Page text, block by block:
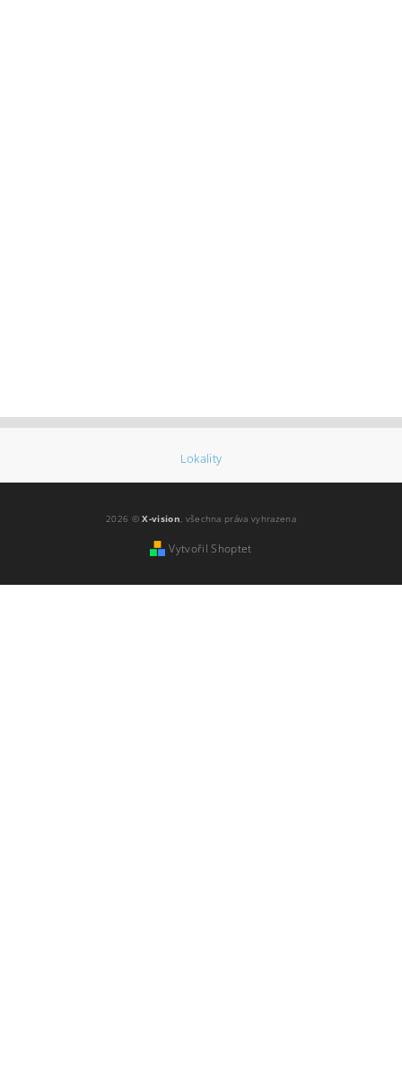
Lokality
2026 ©X-vision, všechna práva vyhrazena
Vytvořil Shoptet